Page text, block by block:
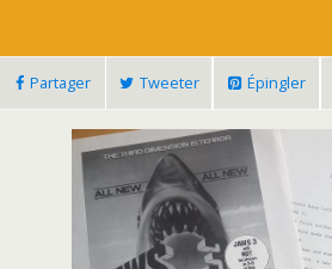
Partager Tweeter Épingler